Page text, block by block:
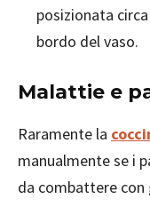
posizionata
bordo del vaso.
Malattie e
Raramente la
manualmente se i
da combattere